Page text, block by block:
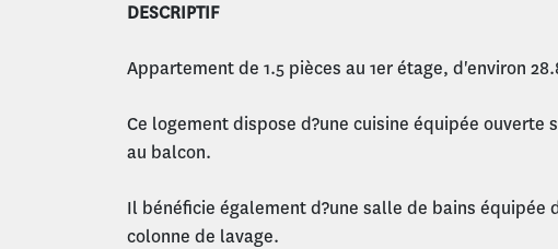
DESCRIPTIF
Appartement de 1.5 pièces au 1er étage, d'environ
Ce logement dispose d?une cuisine équipée ouverte
au balcon.
Il bénéficie également d?une salle de bains équipée
colonne de lavage.